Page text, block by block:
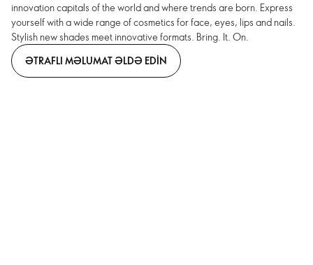
innovation capitals of the world and where trends are born. Express
yourself with a wide range of cosmetics for face, eyes, lips and nails.
Stylish new shades meet innovative formats. Bring. It. On.
ƏTRAFLI MƏLUMAT ƏLDƏ EDIN